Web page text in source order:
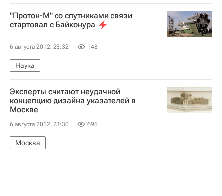
Олимпиада-2012. Соревнования и результаты
"Протон-М" со спутниками связи
стартовал с Байконура
6 августа 2012, 23:32 148
Наука
Эксперты считают неудачной
концепцию дизайна указателей в
Москве
6 августа 2012, 23:30 695
Москва